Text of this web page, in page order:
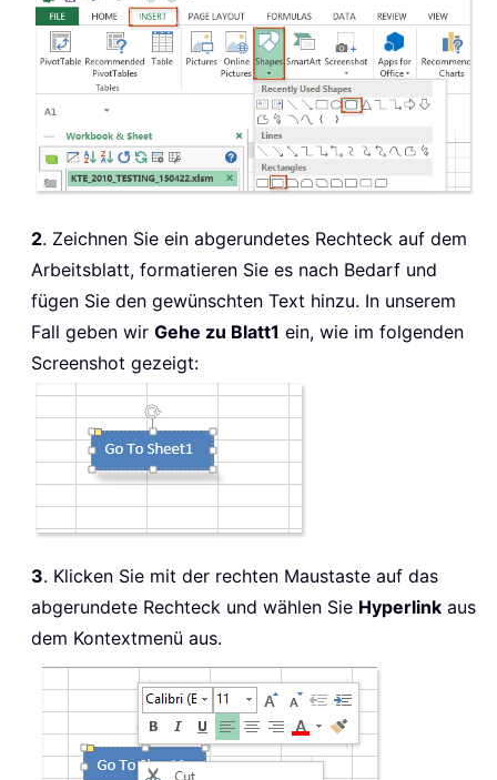
2. Zeichnen Sie ein abgerundetes Rechteck auf dem
Arbeitsblatt, formatieren Sie es nach Bedarf und
fügen Sie den gewünschten Text hinzu. In unserem
Fall geben wir Gehe zu Blatt1 ein, wie im folgenden
Screenshot gezeigt:
3. Klicken Sie mit der rechten Maustaste auf das
abgerundete Rechteck und wählen Sie Hyperlink aus
dem Kontextmenü aus.